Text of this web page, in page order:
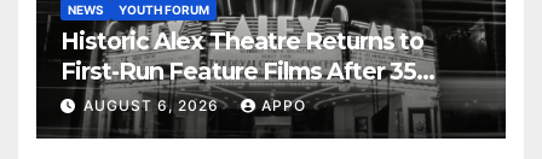
NEWS YOUTH FORUM
Historic Alex Theatre Returns to
First-Run Feature Films After 35
Years
AUGUST 6, 2026 APPO